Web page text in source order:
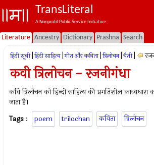
TransLiteral
A Nonprofit Public Service Initiative.
Literature Ancestry Dictionary Prashna Search
हिंदी सूची हिंदी साहित्य गीत और कविता त्रिलोचन चैती
कवी त्रिलोचन - रजनीगंधा
कवि त्रिलोचन को हिन्दी साहित्य की प्रगतिशील काव्यधारा
जाता है।
Tags : poem trilochan कविता त्रिलोचन